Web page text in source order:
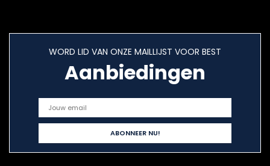
WORD LID VAN ONZE MAILLIJST VOOR BEST
Aanbiedingen